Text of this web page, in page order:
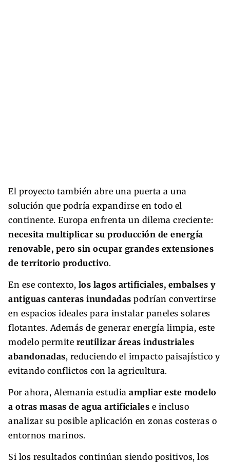
El proyecto también abre una puerta a una
solución que podría expandirse en todo el
continente. Europa enfrenta un dilema creciente:
necesita multiplicar su producción de energía
renovable, pero sin ocupar grandes extensiones
de territorio productivo.
En ese contexto, los lagos artificiales, embalses y
antiguas canteras inundadas podrían convertirse
en espacios ideales para instalar paneles solares
flotantes. Además de generar energía limpia, este
modelo permite reutilizar áreas industriales
abandonadas, reduciendo el impacto paisajístico y
evitando conflictos con la agricultura.
Por ahora, Alemania estudia ampliar este modelo
a otras masas de agua artificiales e incluso
analizar su posible aplicación en zonas costeras o
entornos marinos.
Si los resultados continúan siendo positivos, los